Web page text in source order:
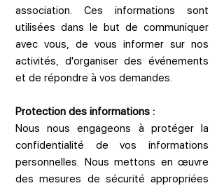
association. Ces informations sont
utilisées dans le but de communiquer
avec vous, de vous informer sur nos
activités, d'organiser des événements
et de répondre à vos demandes.
Protection des informations :
Nous nous engageons à protéger la
confidentialité de vos informations
personnelles. Nous mettons en œuvre
des mesures de sécurité appropriées